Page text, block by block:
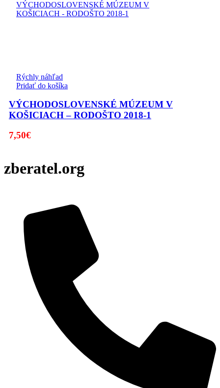
Rýchly náhľad
Pridať do košíka
VÝCHODOSLOVENSKÉ MÚZEUM V
KOŠICIACH – RODOŠTO 2018-1
7,50€
zberatel.org